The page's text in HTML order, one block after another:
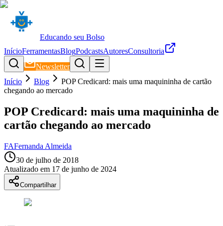
Educando seu Bolso
InícioFerramentasBlogPodcastsAutoresConsultoria
Newsletter
Início
Blog
POP Credicard: mais uma maquininha de cartão
chegando ao mercado
POP Credicard: mais uma maquininha de
cartão chegando ao mercado
FAFernanda Almeida
30 de julho de 2018
Atualizado em 17 de junho de 2024
Compartilhar